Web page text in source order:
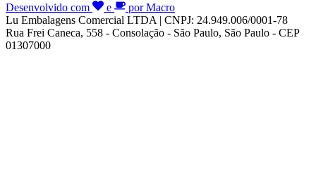
Desenvolvido com
e
por Macro
Lu Embalagens Comercial LTDA | CNPJ: 24.949.006/0001-78
Rua Frei Caneca, 558 - Consolação - São Paulo, São Paulo - CEP
01307000